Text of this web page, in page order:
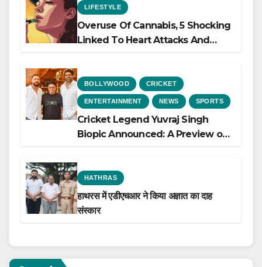
LIFESTYLE
Overuse Of Cannabis, 5 Shocking
Linked To Heart Attacks And
BOLLYWOOD CRICKET
ENTERTAINMENT NEWS SPORTS
Cricket Legend Yuvraj Singh
Biopic Announced: A Preview of
HATHRAS
हाथरस में एडीएचआर ने किया अज्ञात का दाह
संस्कार